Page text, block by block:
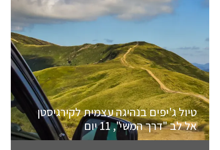
טיול ג'יפים בנהיגה עצמית לקירגיסטן
אל לב "דרך המשי", 11 יום